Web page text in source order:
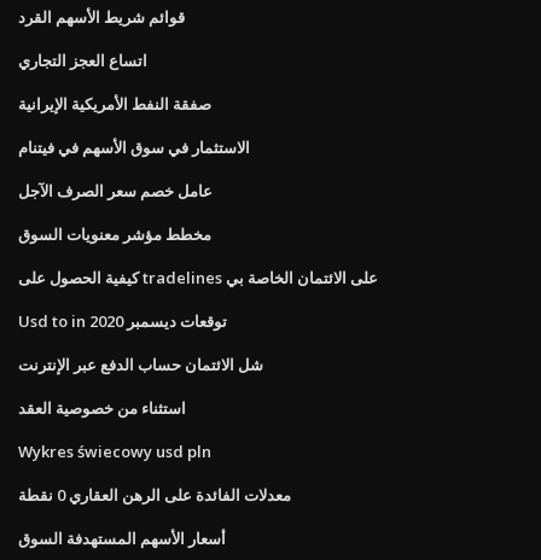
قوائم شريط الأسهم القرد
اتساع العجز التجاري
صفقة النفط الأمريكية الإيرانية
الاستثمار في سوق الأسهم في فيتنام
عامل خصم سعر الصرف الآجل
مخطط مؤشر معنويات السوق
كيفية الحصول على tradelines على الائتمان الخاصة بي
Usd to in توقعات ديسمبر 2020
شل الائتمان حساب الدفع عبر الإنترنت
استثناء من خصوصية العقد
Wykres świecowy usd pln
معدلات الفائدة على الرهن العقاري 0 نقطة
أسعار الأسهم المستهدفة السوق